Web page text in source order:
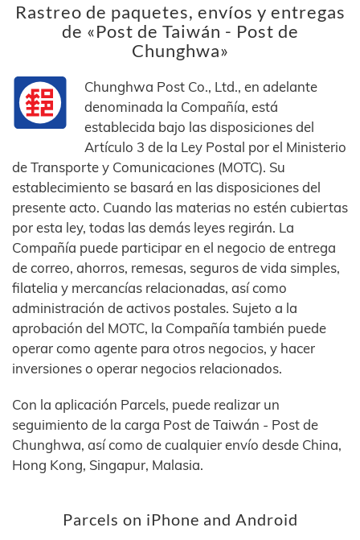
Rastreo de paquetes, envíos y entregas
de «Post de Taiwán - Post de
Chunghwa»
Chunghwa Post Co., Ltd., en adelante
denominada la Compañía, está
establecida bajo las disposiciones del
Artículo 3 de la Ley Postal por el Ministerio
de Transporte y Comunicaciones (MOTC). Su
establecimiento se basará en las disposiciones del
presente acto. Cuando las materias no estén cubiertas
por esta ley, todas las demás leyes regirán. La
Compañía puede participar en el negocio de entrega
de correo, ahorros, remesas, seguros de vida simples,
filatelia y mercancías relacionadas, así como
administración de activos postales. Sujeto a la
aprobación del MOTC, la Compañía también puede
operar como agente para otros negocios, y hacer
inversiones o operar negocios relacionados.
Con la aplicación Parcels, puede realizar un
seguimiento de la carga Post de Taiwán - Post de
Chunghwa, así como de cualquier envío desde China,
Hong Kong, Singapur, Malasia.
Parcels on iPhone and Android